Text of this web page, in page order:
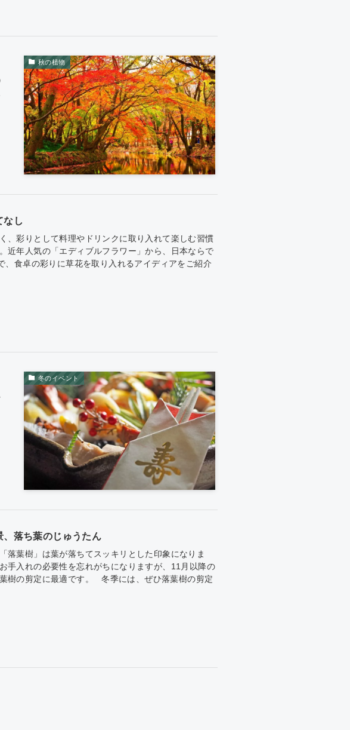
秋の植物
なし
、彩りとして料理やドリンクに取り入れて楽しむ習慣
近年人気の「エディブルフラワー」から、日本ならで
、食卓の彩りに草花を取り入れるアイディアをご紹介
冬のイベント
、落ち葉のじゅうたん
落葉樹」は葉が落ちてスッキリとした印象になりま
手入れの必要性を忘れがちになりますが、11月以降の
樹の剪定に最適です。 冬季には、ぜひ落葉樹の剪定